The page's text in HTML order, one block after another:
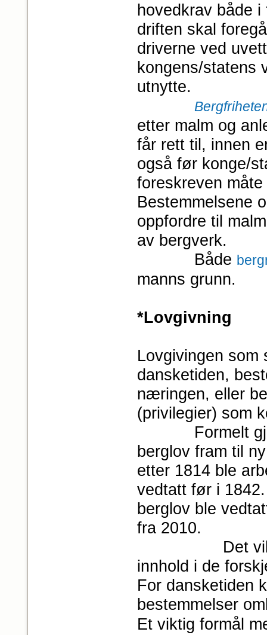
hovedkrav både
driften skal
driverne ved
kongens/statens
utnytte.
etter malm og
får rett til, innen
også før konge/
foreskreven
Bestemmelsene
oppfordre til
av bergverk.
Både
manns grunn.
*Lovgivning
Lovgivingen som
dansketiden,
næringen, eller
(privilegier) som
Formelt gjaldt
berglov fram til
etter 1814 ble
vedtatt før i
berglov ble
fra 2010.
Det vil her
innhold i de
For dansketiden
bestemmel­ser
Et viktig formål